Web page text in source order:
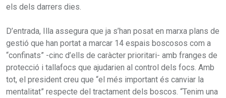
els dels darrers dies.
D’entrada, Illa assegura que ja s’han posat en marxa plans de
gestió que han portat a marcar 14 espais boscosos com a
“confinats” -cinc d’ells de caràcter prioritari- amb franges de
protecció i tallafocs que ajudarien al control dels focs. Amb
tot, el president creu que “el més important és canviar la
mentalitat” respecte del tractament dels boscos. “Tenim una